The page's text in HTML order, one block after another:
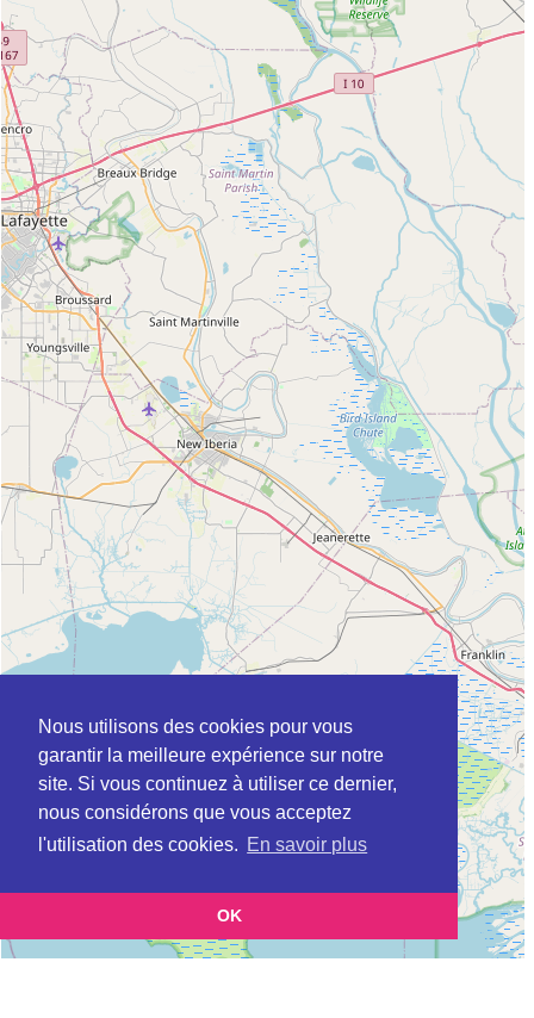
Nous utilisons des cookies pour vous
garantir la meilleure expérience sur notre
site. Si vous continuez à utiliser ce dernier,
nous considérons que vous acceptez
l'utilisation des cookies. En savoir plus
OK